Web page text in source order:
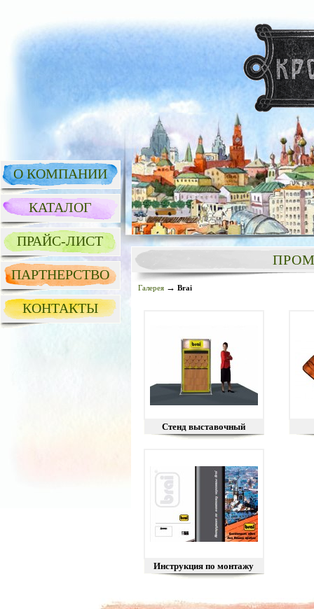
О КОМПАНИИ
КАТАЛОГ
ПРАЙС-ЛИСТ
ПАРТНЕРСТВО
КОНТАКТЫ
Галерея → Brai
Стенд выставочный
Инструкция по монтажу